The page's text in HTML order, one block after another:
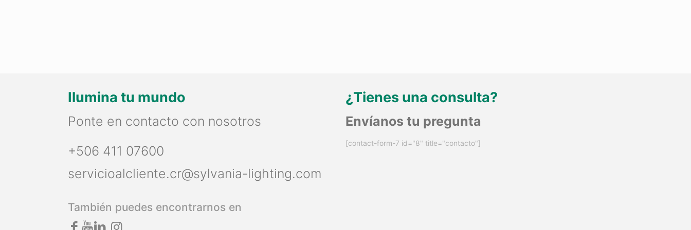
Ilumina tu mundo
Ponte en contacto con nosotros
+506 411 07600
servicioalcliente.cr@sylvania-lighting.com
También puedes encontrarnos en
¿Tienes una consulta?
Envíanos tu pregunta
[contact-form-7 id="8" title="contacto"]